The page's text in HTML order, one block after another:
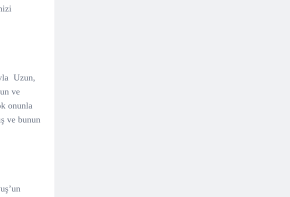
Uzun,
ve
onunla
ve bunun